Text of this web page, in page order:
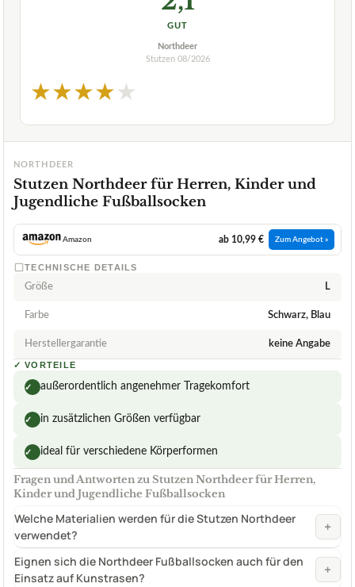
GUT
Northdeer
Stutzen 08/2026
★★★★★
NORTHDEER
Stutzen Northdeer für Herren, Kinder und
Jugendliche Fußballsocken
Amazon ab 10,99 € Zum Angebot »
TECHNISCHE DETAILS
Größe L
Farbe Schwarz, Blau
Herstellergarantie keine Angabe
✓ VORTEILE
✓ außerordentlich angenehmer Tragekomfort
✓ in zusätzlichen Größen verfügbar
✓ ideal für verschiedene Körperformen
Fragen und Antworten zu Stutzen Northdeer für Herren,
Kinder und Jugendliche Fußballsocken
Welche Materialien werden für die Stutzen Northdeer
verwendet?
+
Eignen sich die Northdeer Fußballsocken auch für den
Einsatz auf Kunstrasen?
+